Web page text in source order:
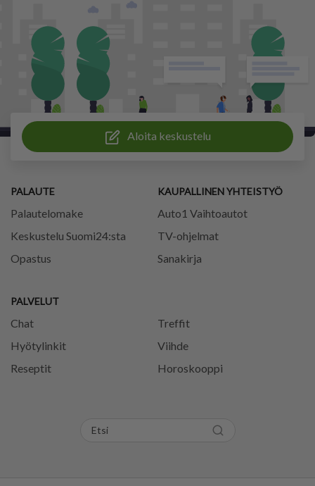
Aloita keskustelu
PALAUTE
Palautelomake
Keskustelu Suomi24:sta
Opastus
PALVELUT
Chat
Treffit
Hyötylinkit
Viihde
Reseptit
Horoskooppi
KAUPALLINEN YHTEISTYÖ
Auto1 Vaihtoautot
TV-ohjelmat
Sanakirja